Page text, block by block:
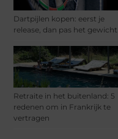
Dartpijlen kopen: eerst je
release, dan pas het gewicht
Retraite in het buitenland: 5
redenen om in Frankrijk te
vertragen